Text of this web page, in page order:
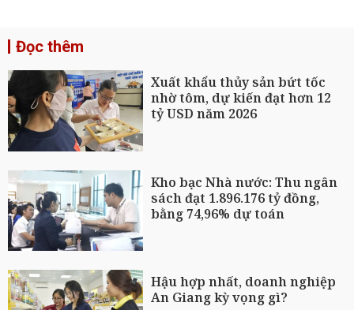
Đọc thêm
Xuất khẩu thủy sản bứt tốc
nhờ tôm, dự kiến đạt hơn 12
tỷ USD năm 2026
Kho bạc Nhà nước: Thu ngân
sách đạt 1.896.176 tỷ đồng,
bằng 74,96% dự toán
Hậu hợp nhất, doanh nghiệp
An Giang kỳ vọng gì?